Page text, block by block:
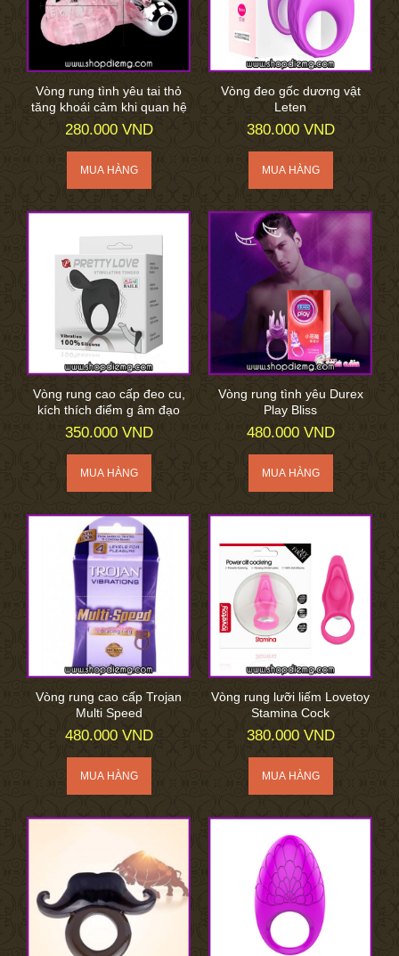
Vòng rung tình yêu tai thỏ
tăng khoái cảm khi quan hệ
280.000 VND
Vòng đeo gốc dương vật
Leten
380.000 VND
Vòng rung cao cấp đeo cu,
kích thích điểm g âm đạo
350.000 VND
Vòng rung tình yêu Durex
Play Bliss
480.000 VND
Vòng rung cao cấp Trojan
Multi Speed
480.000 VND
Vòng rung lưỡi liếm Lovetoy
Stamina Cock
380.000 VND